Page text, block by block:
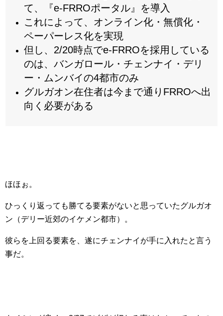
て、『e-FRROポータル』を導入
これによって、オンライン化・無償化・
ペーパーレス化を実現
但し、2/20時点でe-FRROを採用している
のは、バンガロール・チェンナイ・デリ
ー・ムンバイの4都市のみ
グルガオン在住者は今まで通りFRROへ出
向く必要がある
ほほぉ。
ひっくり返っても勝てる要素がないと思っていたグルガオ
ン（デリー近郊のイケメン都市）。
彼らを上回る要素を、遂にチェンナイが手に入れたと言う
事だ。